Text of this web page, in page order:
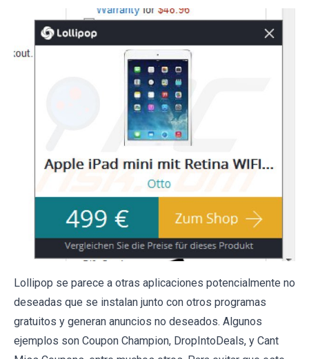
Lollipop se parece a otras aplicaciones potencialmente no
deseadas que se instalan junto con otros programas
gratuitos y generan anuncios no deseados. Algunos
ejemplos son Coupon Champion, DropIntoDeals, y Cant